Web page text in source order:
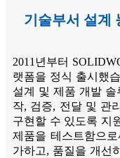
기술부서 설계
2011년부터
랫폼을 정식 출시했
설계 및 제품 개발 솔
작, 검증, 전달 및 관
구현할 수 있도록 지
제품을 테스트함으
가하고, 품질을 개선